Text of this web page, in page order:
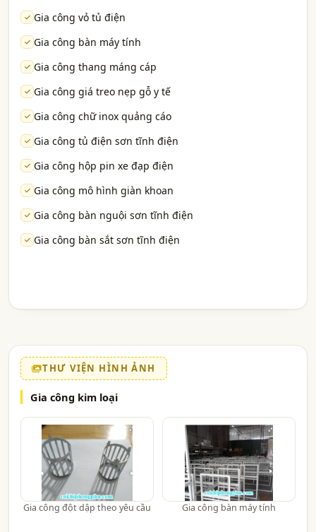
Gia công vỏ tủ điện
Gia công bàn máy tính
Gia công thang máng cáp
Gia công giá treo nẹp gỗ y tế
Gia công chữ inox quảng cáo
Gia công tủ điện sơn tĩnh điện
Gia công hộp pin xe đạp điện
Gia công mô hình giàn khoan
Gia công bàn nguội sơn tĩnh điện
Gia công bàn sắt sơn tĩnh điện
THƯ VIỆN HÌNH ẢNH
Gia công kim loại
Gia công đột dập theo yêu cầu Gia công bàn máy tính